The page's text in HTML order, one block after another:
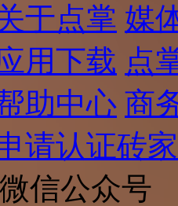
于点掌 媒
用下载 点
助中心 商
请认证砖家